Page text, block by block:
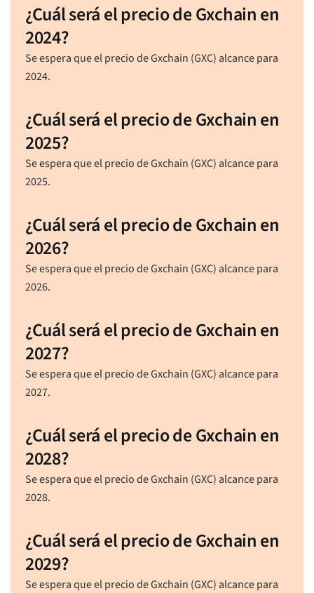
¿Cuál será el precio de Gxchain en
2024?
Se espera que el precio de Gxchain (GXC) alcance para
2024.
¿Cuál será el precio de Gxchain en
2025?
Se espera que el precio de Gxchain (GXC) alcance para
2025.
¿Cuál será el precio de Gxchain en
2026?
Se espera que el precio de Gxchain (GXC) alcance para
2026.
¿Cuál será el precio de Gxchain en
2027?
Se espera que el precio de Gxchain (GXC) alcance para
2027.
¿Cuál será el precio de Gxchain en
2028?
Se espera que el precio de Gxchain (GXC) alcance para
2028.
¿Cuál será el precio de Gxchain en
2029?
Se espera que el precio de Gxchain (GXC) alcance para